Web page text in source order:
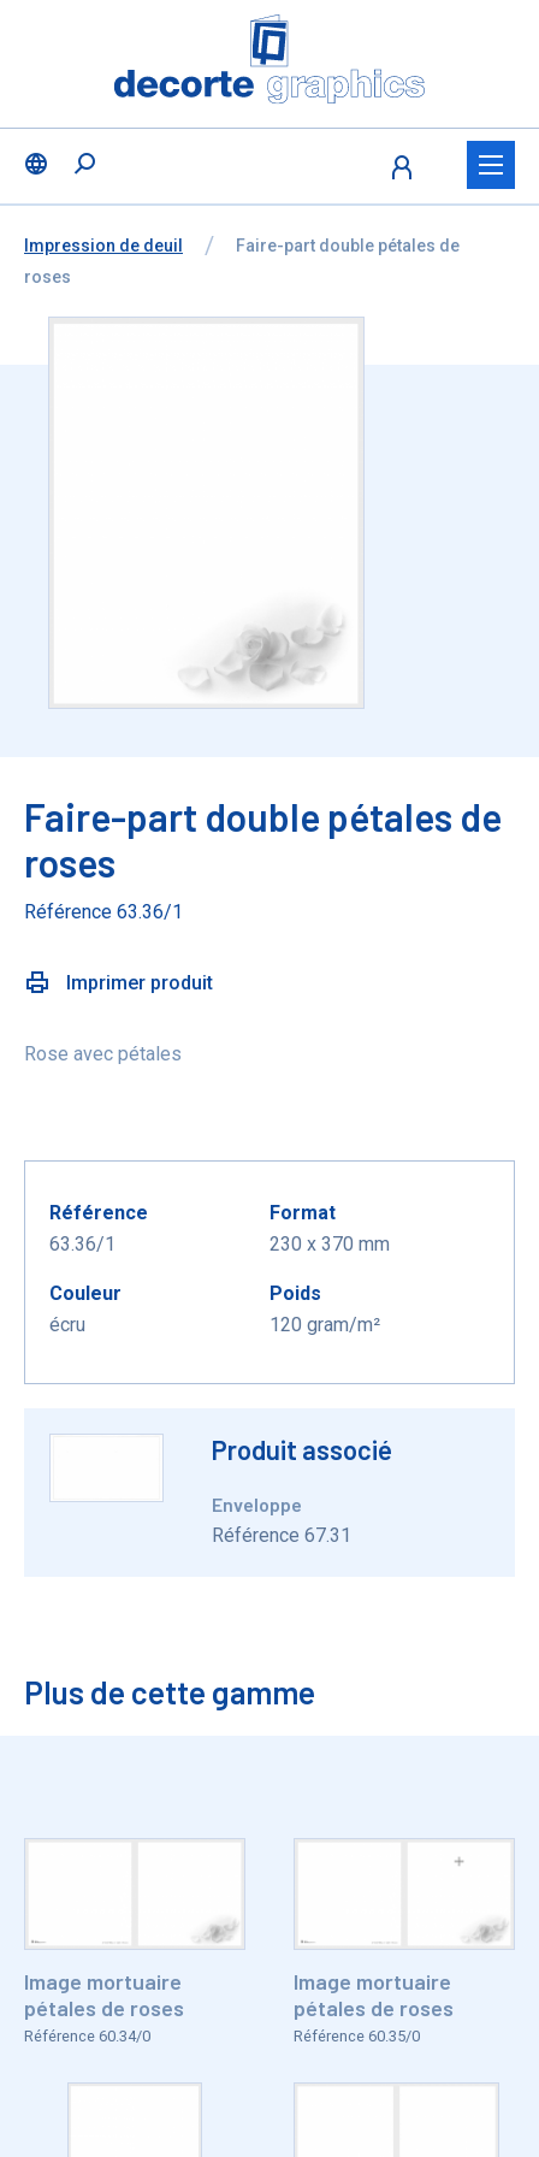
Fratello DEMO
Vous êtes ici:
de
Impression de deuil
Faire-part double pétales de
roses
Faire-part double pétales de
roses
Référence 63.36/1
Imprimer produit
Rose avec pétales
Référence
63.36/1
Format
230 x 370 mm
Couleur
écru
Poids
120 gram/m²
Produit associé
Enveloppe
Référence 67.31
Plus de cette gamme
Image mortuaire
pétales de roses
Référence 60.34/0
Image mortuaire
pétales de roses
Référence 60.35/0